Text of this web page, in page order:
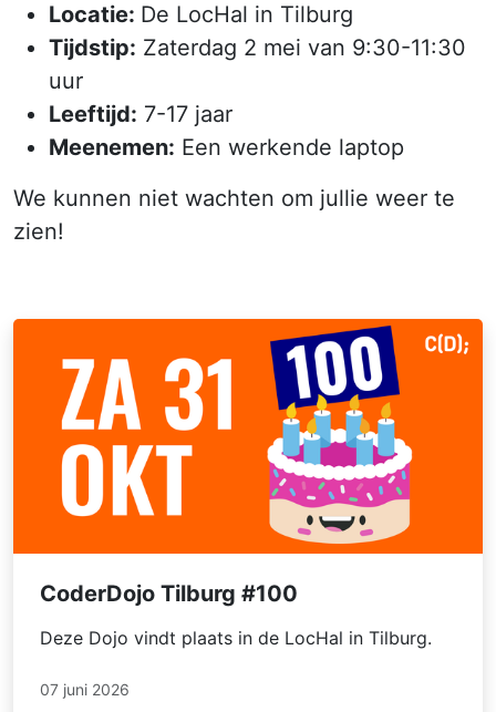
Locatie: De LocHal in Tilburg
Tijdstip: Zaterdag 2 mei van 9:30-11:30
uur
Leeftijd: 7-17 jaar
Meenemen: Een werkende laptop
We kunnen niet wachten om jullie weer te
zien!
CoderDojo Tilburg #100
Deze Dojo vindt plaats in de LocHal in Tilburg.
07 juni 2026